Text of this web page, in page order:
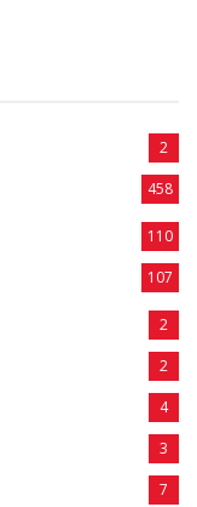
2
458
110
107
2
2
4
3
7